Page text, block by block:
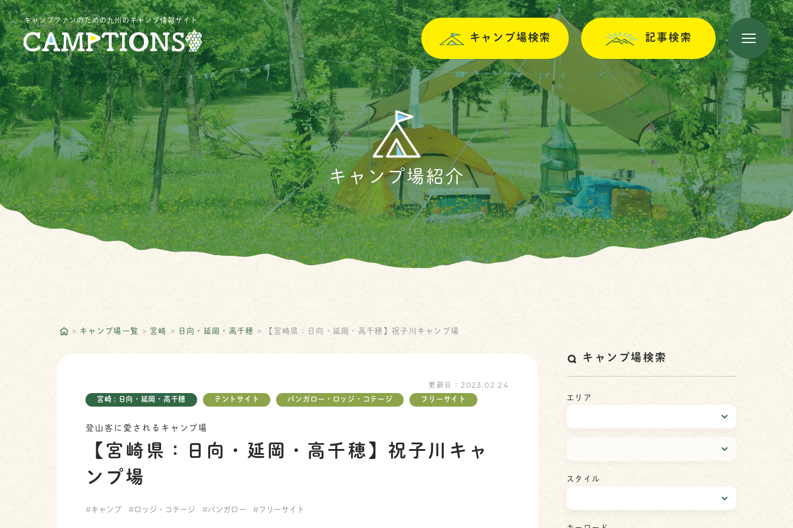
キャンプファンのための九州のキャンプ情報サイト
キャンプ場検索 記事検索
キャンプ場紹介
キャンプ場一覧 宮崎 日向・延岡・高千穂 【宮崎県：日向・延岡・高千穂】祝子川キャンプ場
更新日： 2023.02.24
宮崎 : 日向・延岡・高千穂
テントサイト バンガロー・ロッジ・コテージ フリーサイト
登山客に愛されるキャンプ場
【宮崎県：日向・延岡・高千穂】祝子川キャ
ンプ場
#キャンプ #ロッジ・コテージ #バンガロー #フリーサイト
キャンプ場検索
エリア
スタイル